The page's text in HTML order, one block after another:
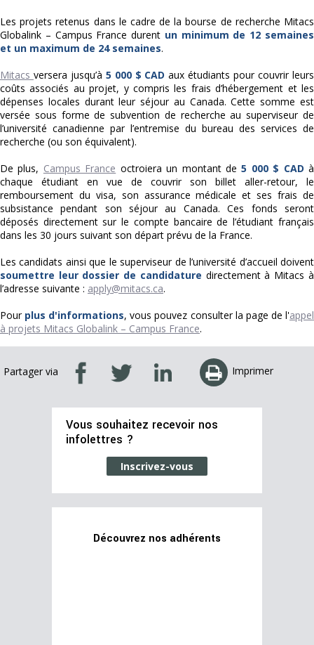
Les projets retenus dans le cadre de la bourse de recherche Mitacs
Globalink – Campus France durent un minimum de 12 semaines
et un maximum de 24 semaines.
Mitacs versera jusqu’à 5 000 $ CAD aux étudiants pour couvrir leurs
coûts associés au projet, y compris les frais d’hébergement et les
dépenses locales durant leur séjour au Canada. Cette somme est
versée sous forme de subvention de recherche au superviseur de
l’université canadienne par l’entremise du bureau des services de
recherche (ou son équivalent).
De plus, Campus France octroiera un montant de5 000 $ CAD à
chaque étudiant en vue de couvrir son billet aller-retour, le
remboursement du visa, son assurance médicale et ses frais de
subsistance pendant son séjour au Canada. Ces fonds seront
déposés directement sur le compte bancaire de l’étudiant français
dans les 30 jours suivant son départ prévu de la France.
Les candidats ainsi que le superviseur de l’université d’accueil doivent
soumettre leur dossier de candidature directement à Mitacs à
l’adresse suivante : apply@mitacs.ca.
Pour plus d'informations, vous pouvez consulter la page de l'appel
à projets Mitacs Globalink – Campus France.
Partager via Imprimer
Vous souhaitez recevoir nos
infolettres ?
Inscrivez-vous
Découvrez nos adhérents